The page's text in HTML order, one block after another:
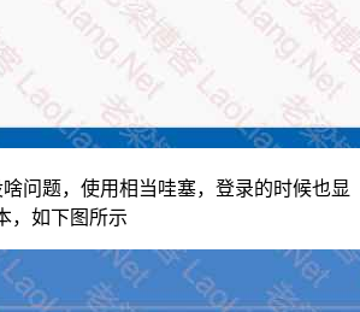
问题，使用相当哇塞，登录的时候也显
，如下图所示